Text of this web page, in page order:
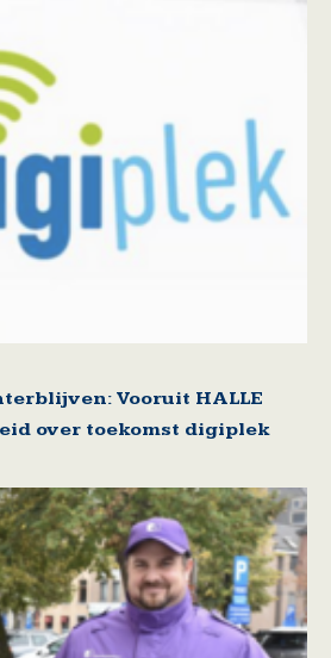
Vooruit HALLE
over toekomst digiplek